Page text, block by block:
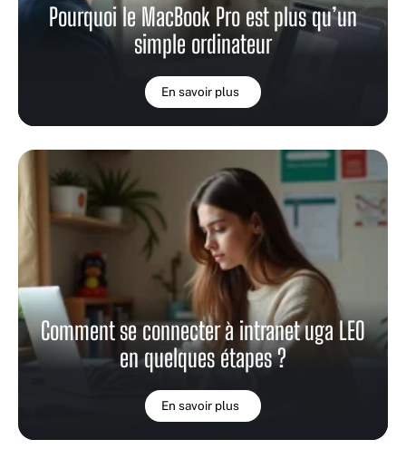
Pourquoi le MacBook Pro est plus qu’un
simple ordinateur
En savoir plus
Comment se connecter à intranet uga LEO
en quelques étapes ?
En savoir plus